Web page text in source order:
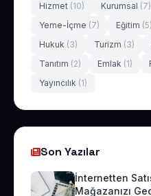
Hizmet (10) Kurumsal (7)
Yeme-İçme (7) Eğitim (5)
Hukuk (3) Turizm (3)
Tanıtım (2) Emlak (1)
Yayıncılık (1)
Son Yazılar
İnternetten
Mağazanızı